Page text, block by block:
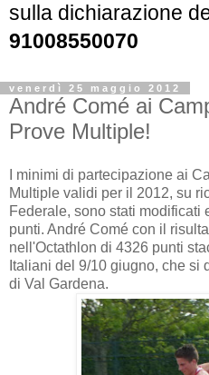
sulla dichiarazione
91008550070
venerdì 25 maggio 2012
André Comé ai
Prove Multiple!
I minimi di partecipazione ai
Multiple validi per il 2012, su
Federale, sono stati modificati
punti. André Comé con il
nell'Octathlon di 4326 punti
Italiani del 9/10 giugno, che si
di Val Gardena.